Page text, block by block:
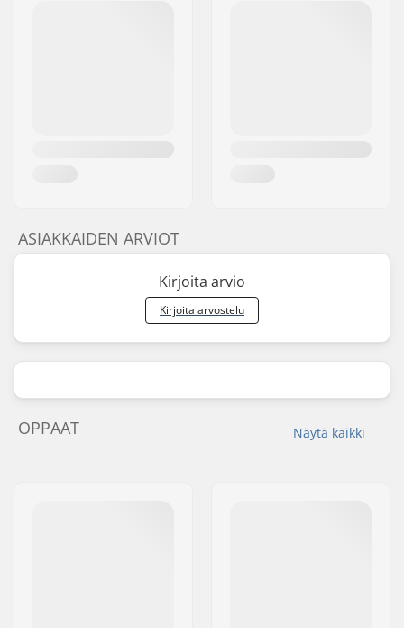
ASIAKKAIDEN ARVIOT
Kirjoita arvio
Kirjoita arvostelu
Näytä kaikki
OPPAAT